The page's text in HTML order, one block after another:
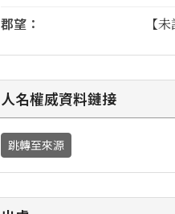
郡望： 【未
人名權威資料鏈接
跳轉至來源